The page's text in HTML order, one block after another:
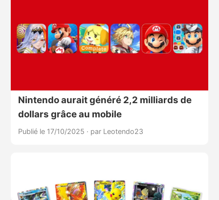
Nintendo aurait généré 2,2 milliards de
dollars grâce au mobile
Publié le 17/10/2025 · par Leotendo23